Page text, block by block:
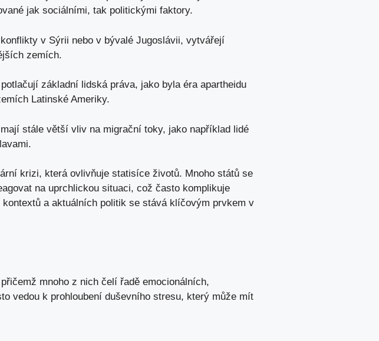
jak sociálními, tak politickými faktory.
v Sýrii nebo v bývalé Jugoslávii, vytvářejí
zemích.
základní lidská práva, jako byla éra apartheidu
Latinské Ameriky.
stále větší vliv na migrační toky, jako například lidé
krizi, která ovlivňuje statisíce životů. Mnoho států se
na uprchlickou situaci, což často komplikuje
a aktuálních politik se stává klíčovým prvkem v
mnoho z nich čelí řadě emocionálních,
vedou k prohloubení duševního stresu, který může mít